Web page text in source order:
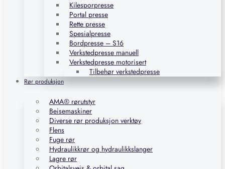
Kilesporpresse
Portal presse
Rette presse
Spesialpresse
Bordpresse – S16
Verkstedpresse manuell
Verkstedpresse motorisert
Tilbehør verkstedpresse
Rør produksjon
AMA® rørutstyr
Beisemaskiner
Diverse rør produksjon verktøy
Flens
Fuge rør
Hydraulikkrør og hydraulikkslanger
Lagre rør